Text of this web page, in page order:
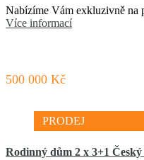
Nabízíme Vám exkluzivně na
Více informací
500 000 Kč
PRODEJ
Rodinný dům 2 x 3+1 Český